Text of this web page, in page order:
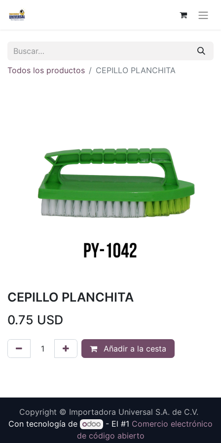
Todos los productos CEPILLO PLANCHITA
CEPILLO PLANCHITA
0.75 USD
Añadir a la cesta
Copyright © Importadora Universal S.A. de C.V.
Con tecnología de
- El #1 Comercio electrónico
de código abierto